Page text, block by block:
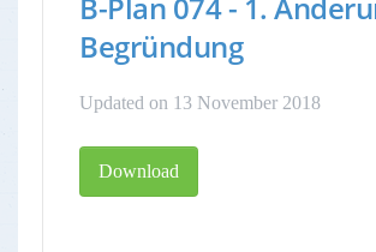
Begründung
Updated on 13 November 2018
Download